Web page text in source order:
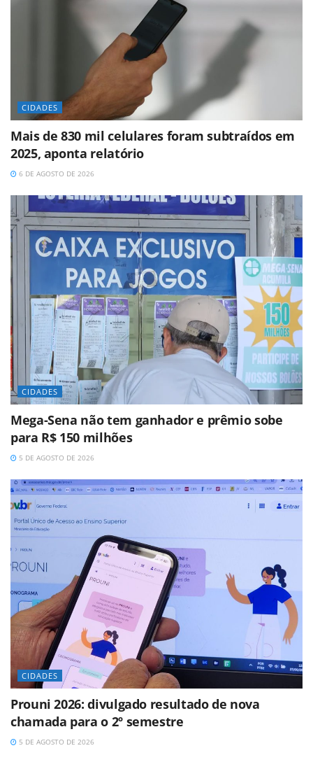
CIDADES
Mais de 830 mil celulares foram subtraídos em
2025, aponta relatório
6 DE AGOSTO DE 2026
CIDADES
Mega-Sena não tem ganhador e prêmio sobe
para R$ 150 milhões
5 DE AGOSTO DE 2026
CIDADES
Prouni 2026: divulgado resultado de nova
chamada para o 2º semestre
5 DE AGOSTO DE 2026